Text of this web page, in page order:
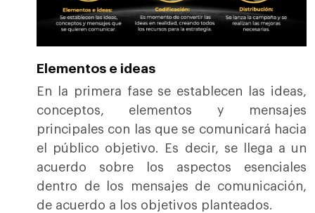
Elementos e ideas
En la primera fase se establecen las ideas,
conceptos, elementos y mensajes
principales con las que se comunicará hacia
el público objetivo. Es decir, se llega a un
acuerdo sobre los aspectos esenciales
dentro de los mensajes de comunicación,
de acuerdo a los objetivos planteados.